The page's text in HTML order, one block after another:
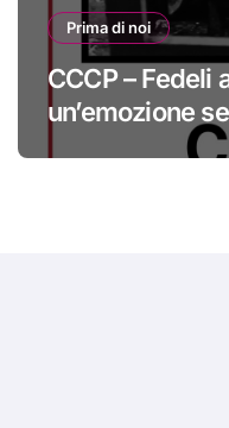
Prima di noi
CCCP – Fedeli
un’emozione
#primadinoi